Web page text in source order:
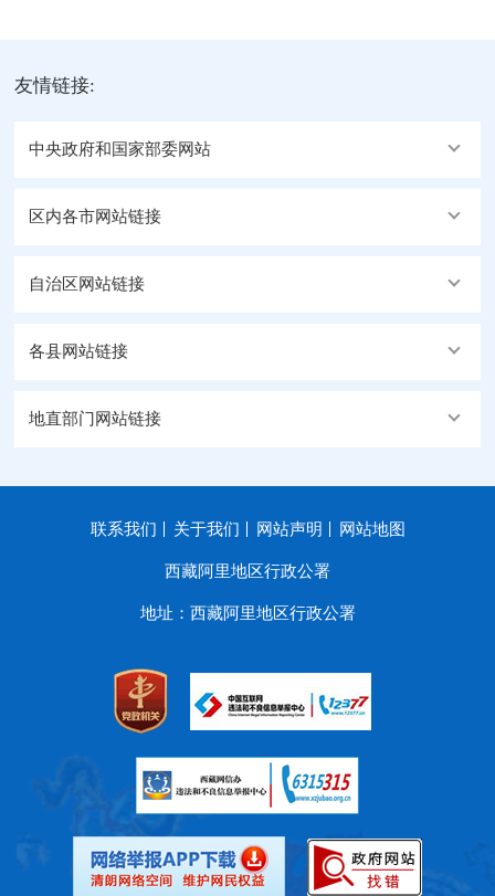
友情链接:
中央政府和国家部委网站
区内各市网站链接
自治区网站链接
各县网站链接
地直部门网站链接
联系我们 关于我们 网站声明 网站地图
西藏阿里地区行政公署
地址：西藏阿里地区行政公署